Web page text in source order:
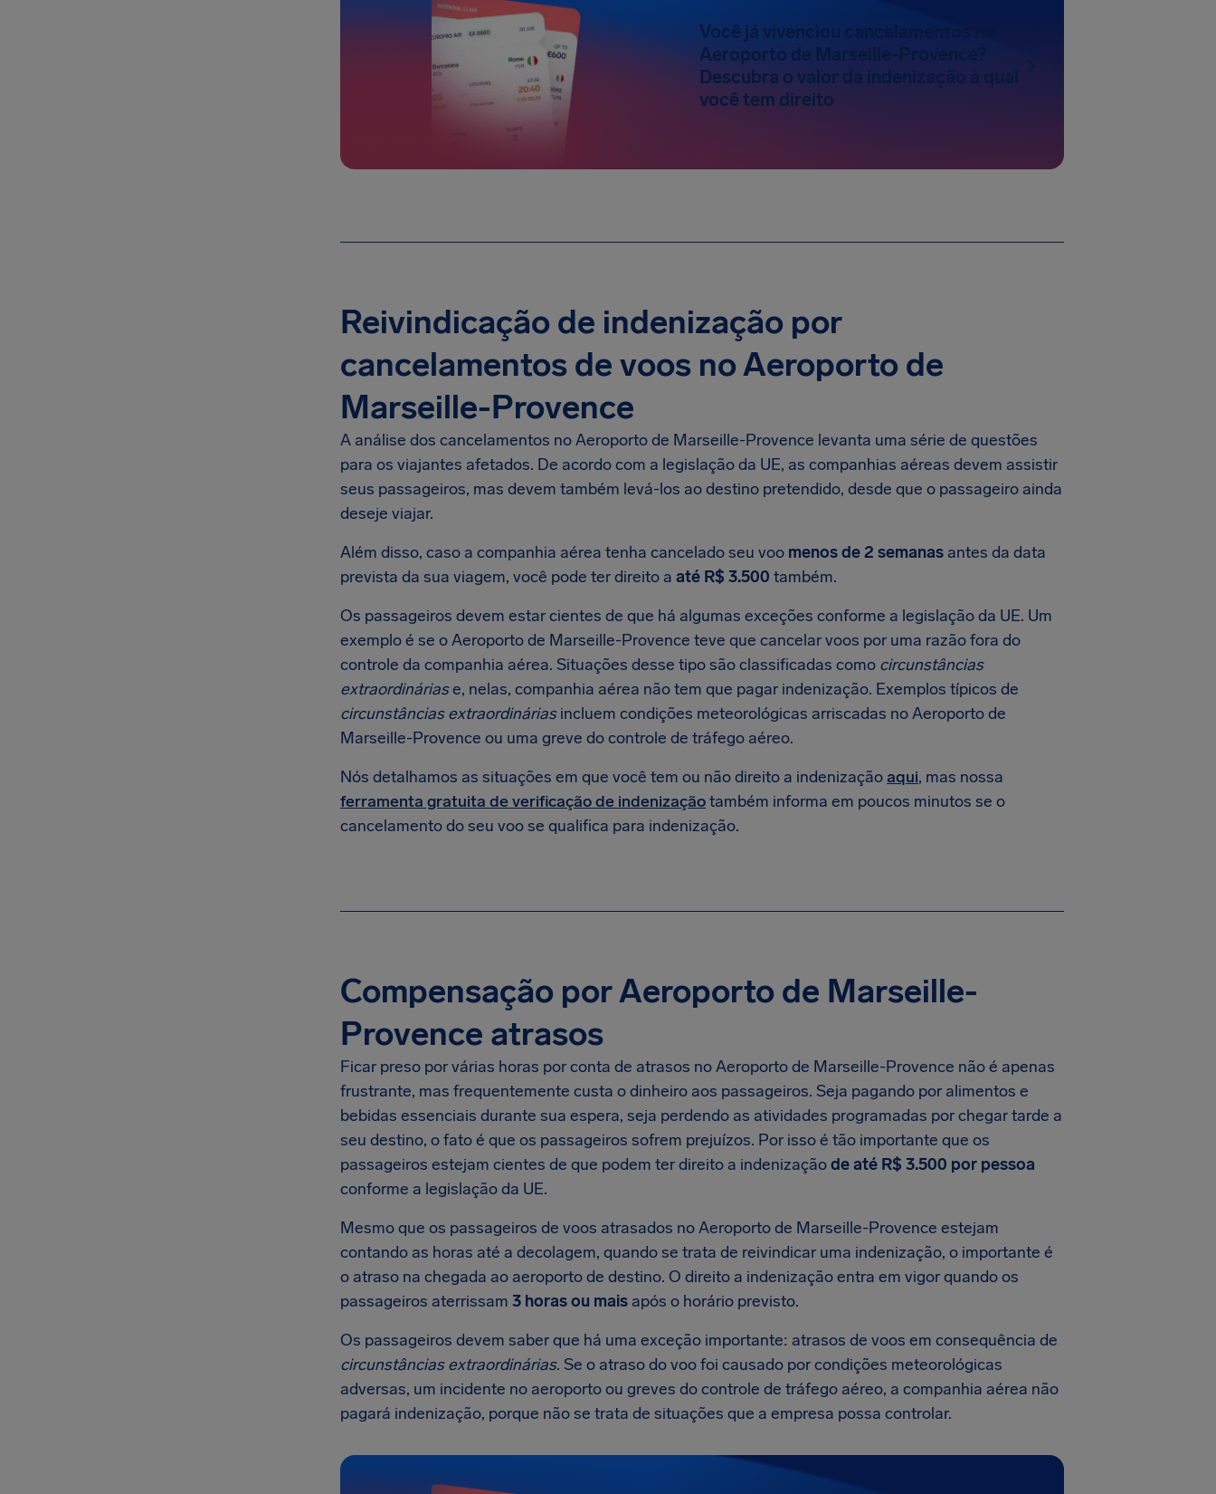
Você já vivenciou cancelamentos no
Aeroporto de Marseille-Provence?
Descubra o valor da indenização à qual
você tem direito
Reivindicação de indenização por
cancelamentos de voos no Aeroporto de
Marseille-Provence
A análise dos cancelamentos no Aeroporto de Marseille-Provence levanta uma série de questões
para os viajantes afetados. De acordo com a legislação da UE, as companhias aéreas devem assistir
seus passageiros, mas devem também levá-los ao destino pretendido, desde que o passageiro ainda
deseje viajar.
Além disso, caso a companhia aérea tenha cancelado seu voo menos de 2 semanas antes da data
prevista da sua viagem, você pode ter direito a até R$ 3.500 também.
Os passageiros devem estar cientes de que há algumas exceções conforme a legislação da UE. Um
exemplo é se o Aeroporto de Marseille-Provence teve que cancelar voos por uma razão fora do
controle da companhia aérea. Situações desse tipo são classificadas como circunstâncias
extraordináriase, nelas, companhia aérea não tem que pagar indenização. Exemplos típicos de
circunstâncias extraordináriasincluem condições meteorológicas arriscadas no Aeroporto de
Marseille-Provence ou uma greve do controle de tráfego aéreo.
Nós detalhamos as situações em que você tem ou não direito a indenizaçãoaqui, mas nossa
ferramenta gratuita de verificação de indenizaçãotambém informa em poucos minutos se o
cancelamento do seu voo se qualifica para indenização.
Compensação por Aeroporto de Marseille-
Provence atrasos
Ficar preso por várias horas por conta de atrasos no Aeroporto de Marseille-Provence não é apenas
frustrante, mas frequentemente custa o dinheiro aos passageiros. Seja pagando por alimentos e
bebidas essenciais durante sua espera, seja perdendo as atividades programadas por chegar tarde a
seu destino, o fato é que os passageiros sofrem prejuízos. Por isso é tão importante que os
passageiros estejam cientes de que podem ter direito a indenizaçãode até R$ 3.500 por pessoa
conforme a legislação da UE.
Mesmo que os passageiros de voos atrasados no Aeroporto de Marseille-Provence estejam
contando as horas até a decolagem, quando se trata de reivindicar uma indenização, o importante é
o atraso na chegada ao aeroporto de destino. O direito a indenização entra em vigor quando os
passageiros aterrissam 3 horas ou mais após o horário previsto.
Os passageiros devem saber que há uma exceção importante: atrasos de voos em consequência de
circunstâncias extraordinárias. Se o atraso do voo foi causado por condições meteorológicas
adversas, um incidente no aeroporto ou greves do controle de tráfego aéreo, a companhia aérea não
pagará indenização, porque não se trata de situações que a empresa possa controlar.